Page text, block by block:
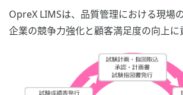
OpreX LIMSは、品質管理における現場
企業の競争力強化と顧客満足度の向上に